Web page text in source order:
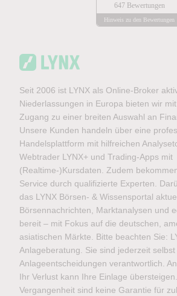
647 Bewertungen
Hinweis zu den Bewertungen
Seit 2006 ist LYNX als Online-Broker
Niederlassungen in Europa bieten wir
Zugang zu einer breiten Auswahl an
Unsere Kunden handeln über eine
Handelsplattform mit hilfreichen
Webtrader LYNX+ und Trading-Apps mit
(Realtime-)Kursdaten. Zudem
Service durch qualifizierte Experten.
das LYNX Börsen- & Wissensportal
Börsennachrichten, Marktanalysen und
bereit – mit Fokus auf die deutschen,
asiatischen Märkte. Bitte beachten Sie:
Anlageberatung. Sie sind jederzeit
Anlageentscheidungen verantwortlich.
Ihr Verlust kann Ihre Einlage
Vergangenheit sind keine Garantie für